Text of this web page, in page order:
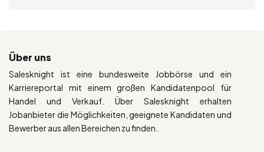
Über uns
Salesknight ist eine bundesweite Jobbörse und ein
Karriereportal mit einem großen Kandidatenpool für
Handel und Verkauf. Über Salesknight erhalten
Jobanbieter die Möglichkeiten, geeignete Kandidaten und
Bewerber aus allen Bereichen zu finden.